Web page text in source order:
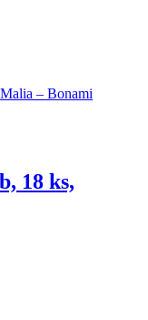
18 ks,